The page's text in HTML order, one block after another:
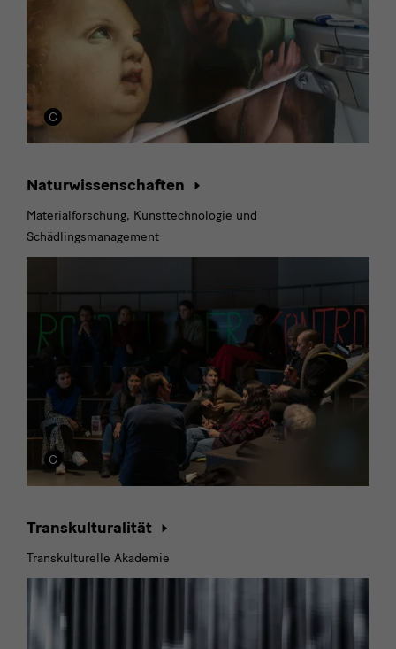
Naturwissenschaften
Materialforschung, Kunsttechnologie und
Schädlingsmanagement
Transkulturalität
Transkulturelle Akademie